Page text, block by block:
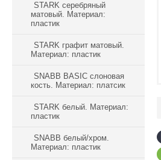
STARK серебряный
матовый. Материал:
пластик
STARK графит матовый.
Материал: пластик
SNABB BASIC слоновая
кость. Материал: платсик
STARK белый. Материал:
пластик
SNABB белый/хром.
Материал: пластик